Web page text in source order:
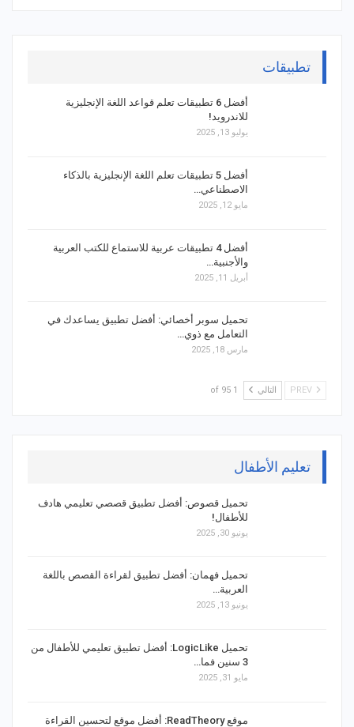
تطبيقات
أفضل 6 تطبيقات تعلم قواعد اللغة الإنجليزية
للاندرويد!
يوليو 13, 2025
أفضل 5 تطبيقات تعلم اللغة الإنجليزية بالذكاء
الاصطناعي…
مايو 12, 2025
أفضل 4 تطبيقات عربية للاستماع للكتب العربية
والأجنبية…
أبريل 11, 2025
تحميل سوبر أخصائي: أفضل تطبيق يساعدك في
التعامل مع ذوي…
مارس 18, 2025
التالي 1 of 95
تعليم الأطفال
تحميل قصوص: أفضل تطبيق قصصي تعليمي هادف
للأطفال!
يونيو 30, 2025
تحميل فهمان: أفضل تطبيق لقراءة القصص باللغة
العربية…
يونيو 13, 2025
تحميل LogicLike: أفضل تطبيق تعليمي للأطفال من
3 سنين فما…
مايو 31, 2025
موقع ReadTheory: أفضل موقع لتحسين القراءة